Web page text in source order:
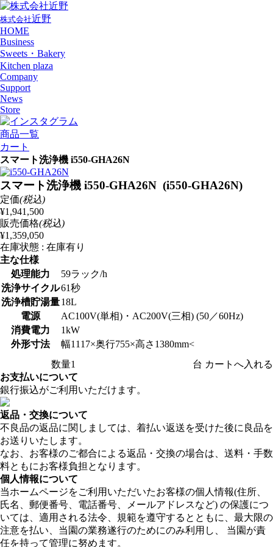
株式会社近野
HOME
Business
Sweets・Bakery
Kitchen plaza
Company
Support
News
Store
商品一覧
カート
スマート洗浄機 i550-GHA26N
スマート洗浄機 i550-GHA26N (i550-GHA26N)
定価(税込)
¥1,941,500
販売価格(税込)
¥1,359,050
在庫状態 : 在庫有り
主な仕様
処理能力
59ラック/h
洗浄サイクル61秒
洗浄槽貯湯量18L
電源
AC100V(単相)・AC200V(三相) (50／60Hz)
消費電力
1kW
外形寸法
幅1117×奥行755×高さ1380mm<
数量
台
お支払いについて
銀行振込がご利用いただけます。
返品・交換について
不良品の返品に関しましては、着払い返送を受けた後に良品を
お送りいたします。
なお、お客様のご都合による返品・交換の場合は、送料・手数
料ともにお客様負担となります。
個人情報について
当ホームページをご利用いただいたお客様の個人情報(住所、
氏名、郵便番号、電話番号、メールアドレスなど) の保護につ
いては、適用される法令、規範を遵守するとともに、最大限の
注意を払い、当園の業務遂行のためにのみ利用し、 当園が責
任を持って管理に努めます。